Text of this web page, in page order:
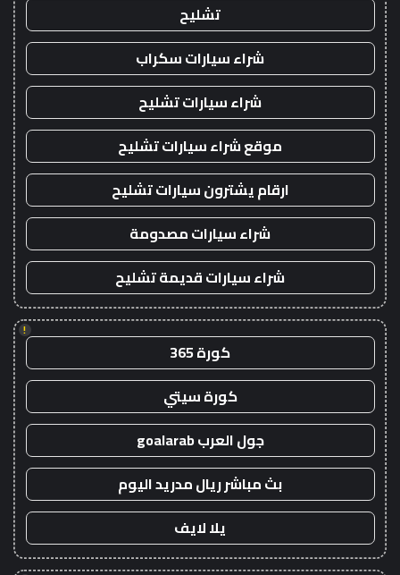
تشليح
شراء سيارات سكراب
شراء سيارات تشليح
موقع شراء سيارات تشليح
ارقام يشترون سيارات تشليح
شراء سيارات مصدومة
شراء سيارات قديمة تشليح
!
كورة 365
كورة سيتي
جول العرب goalarab
بث مباشر ريال مدريد اليوم
يلا لايف